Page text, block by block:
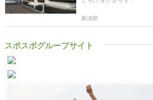
新潟県
スポスポグループサイト